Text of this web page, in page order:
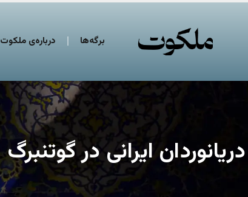
برگه‌ها درباره‌ی ملکوت
دریانوردان ایرانی در گوتنبرگ